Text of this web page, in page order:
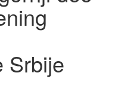
Srbije